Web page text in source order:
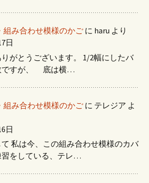
組み合わせ模様のかご に haru より
日
がとうございます。 1/2幅にしたバ
ですが、 底は横…
組み合わせ模様のかご に テレジア よ
日
私は今、この組み合わせ模様のカバ
習をしている、テレ…